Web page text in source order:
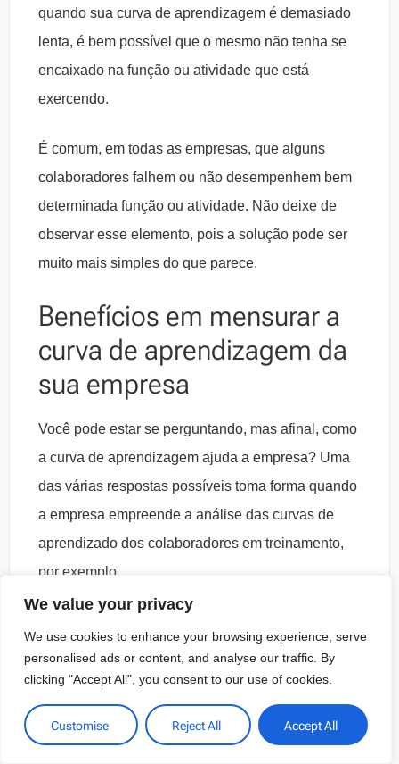
We value your privacy
We use cookies to enhance your browsing experience, serve
personalised ads or content, and analyse our traffic. By
clicking "Accept All", you consent to our use of cookies.
Customise Reject All Accept All
quando sua curva de aprendizagem é demasiado
lenta, é bem possível que o mesmo não tenha se
encaixado na função ou atividade que está
exercendo.
É comum, em todas as empresas, que alguns
colaboradores falhem ou não desempenhem bem
determinada função ou atividade. Não deixe de
observar esse elemento, pois a solução pode ser
muito mais simples do que parece.
Benefícios em mensurar a
curva de aprendizagem da
sua empresa
Você pode estar se perguntando, mas afinal, como
a curva de aprendizagem ajuda a empresa? Uma
das várias respostas possíveis toma forma quando
a empresa empreende a análise das curvas de
aprendizado dos colaboradores em treinamento,
por exemplo.
todo e qualquer problema enfrentado por
determinado colaborador no seu processo de
aprendizagem. Com isso, você aproveitará melhor
o processo de treinamento, seja na questão do